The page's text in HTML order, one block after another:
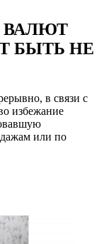
ВАЛЮТ
БЫТЬ НЕ
в связи с
избежание
или по